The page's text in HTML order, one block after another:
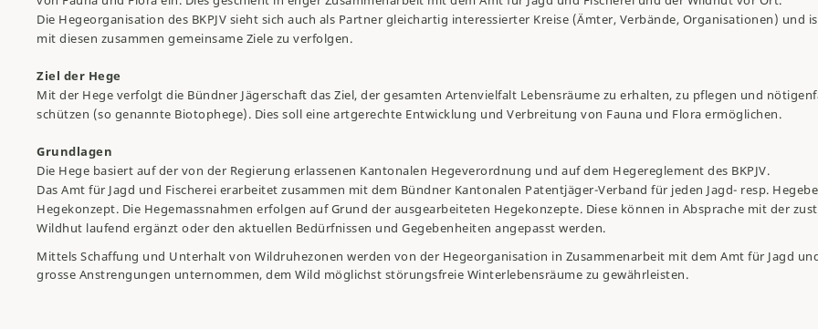
Die Hegeorganisation des BKPJV sieht sich auch als Partner gleichartig interessierter Kreise (Ämter, Verbände, Organisationen) und
mit diesen zusammen gemeinsame Ziele zu verfolgen.
Ziel der Hege
Mit der Hege verfolgt die Bündner Jägerschaft das Ziel, der gesamten Artenvielfalt Lebensräume zu erhalten, zu pflegen und
schützen (so genannte Biotophege). Dies soll eine artgerechte Entwicklung und Verbreitung von Fauna und Flora ermöglichen.
Grundlagen
Die Hege basiert auf der von der Regierung erlassenen Kantonalen Hegeverordnung und auf dem Hegereglement des BKPJV.
Das Amt für Jagd und Fischerei erarbeitet zusammen mit dem Bündner Kantonalen Patentjäger-Verband für jeden Jagd- resp.
Hegekonzept. Die Hegemassnahmen erfolgen auf Grund der ausgearbeiteten Hegekonzepte. Diese können in Absprache mit der
Wildhut laufend ergänzt oder den aktuellen Bedürfnissen und Gegebenheiten angepasst werden.
Mittels Schaffung und Unterhalt von Wildruhezonen werden von der Hegeorganisation in Zusammenarbeit mit dem Amt für Jagd
grosse Anstrengungen unternommen, dem Wild möglichst störungsfreie Winterlebensräume zu gewährleisten.